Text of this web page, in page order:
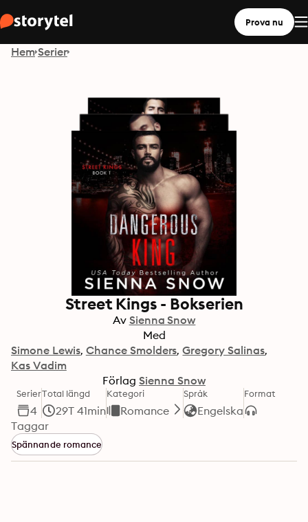
Prova nu
Hem Serier
Street Kings - Bokserien
Av Sienna Snow
Med
Simone Lewis Chance Smolders Gregory Salinas
Kas Vadim
Förlag Sienna Snow
Serier
4
Total längd
29T 41min
Kategori
Romance
Språk
Engelska
Format
Taggar
Spännande romance